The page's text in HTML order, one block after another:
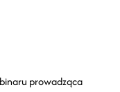
prowadząca